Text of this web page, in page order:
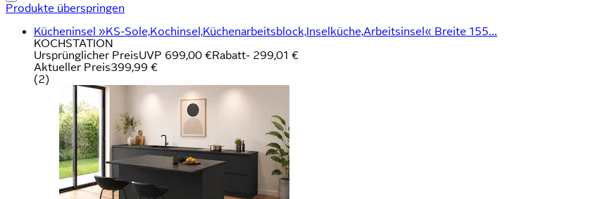
Produkte überspringen
Kücheninsel »KS-Sole,Kochinsel,Küchenarbeitsblock,Inselküche,Arbeitsinsel« Breite 155...
KOCHSTATION
Ursprünglicher PreisUVP 699,00 €Rabatt- 299,01 €
Aktueller Preis399,99 €
(2)